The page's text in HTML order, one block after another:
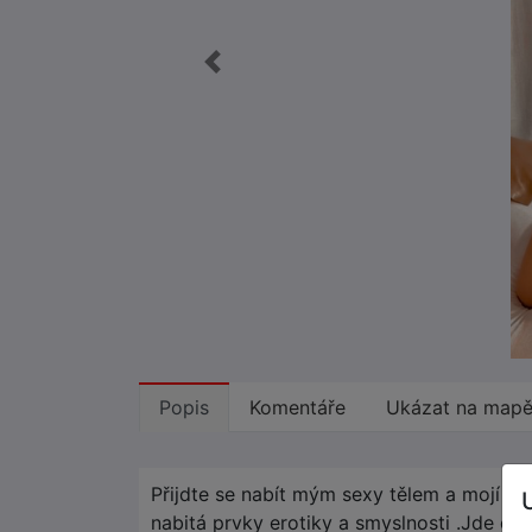
Popis Komentáře Ukázat na mapě
Přijdte se nabít mým sexy tělem a mojí
nabitá prvky erotiky a smyslnosti .Jde o